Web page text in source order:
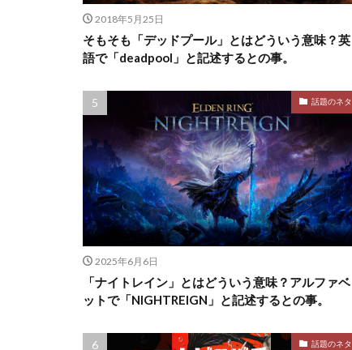
2018年5月25日
そもそも「デッドプール」とはどういう意味？英
語で「deadpool」と記述するとの事。
話題のネタ
2025年6月6日
「ナイトレイン」とはどういう意味？アルファベ
ットで「NIGHTREIGN」と記述するとの事。
話題のネタ